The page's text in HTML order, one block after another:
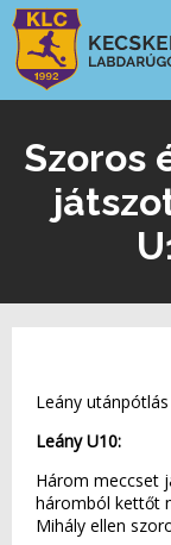
Szoros
Leány utánpótlás
Leány U10:
Három meccset
háromból kettőt
Mihály ellen